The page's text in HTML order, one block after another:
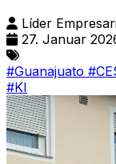
Líder
27. Januar
#Guanajuato
#KI